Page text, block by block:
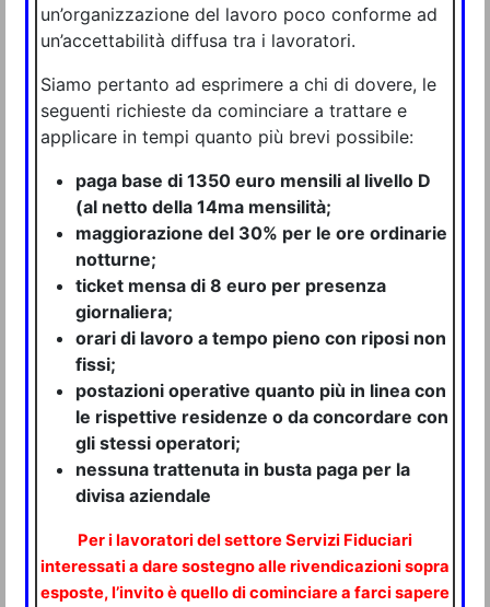
un’organizzazione del lavoro poco conforme ad
un’accettabilità diffusa tra i lavoratori.
Siamo pertanto ad esprimere a chi di dovere, le
seguenti richieste da cominciare a trattare e
applicare in tempi quanto più brevi possibile:
paga base di 1350 euro mensili al livello D
(al netto della 14ma mensilità;
maggiorazione del 30% per le ore ordinarie
notturne;
ticket mensa di 8 euro per presenza
giornaliera;
orari di lavoro a tempo pieno con riposi non
fissi;
postazioni operative quanto più in linea con
le rispettive residenze o da concordare con
gli stessi operatori;
nessuna trattenuta in busta paga per la
divisa aziendale
Per i lavoratori del settore Servizi Fiduciari
interessati a dare sostegno alle rivendicazioni sopra
esposte, l’invito è quello di cominciare a farci sapere